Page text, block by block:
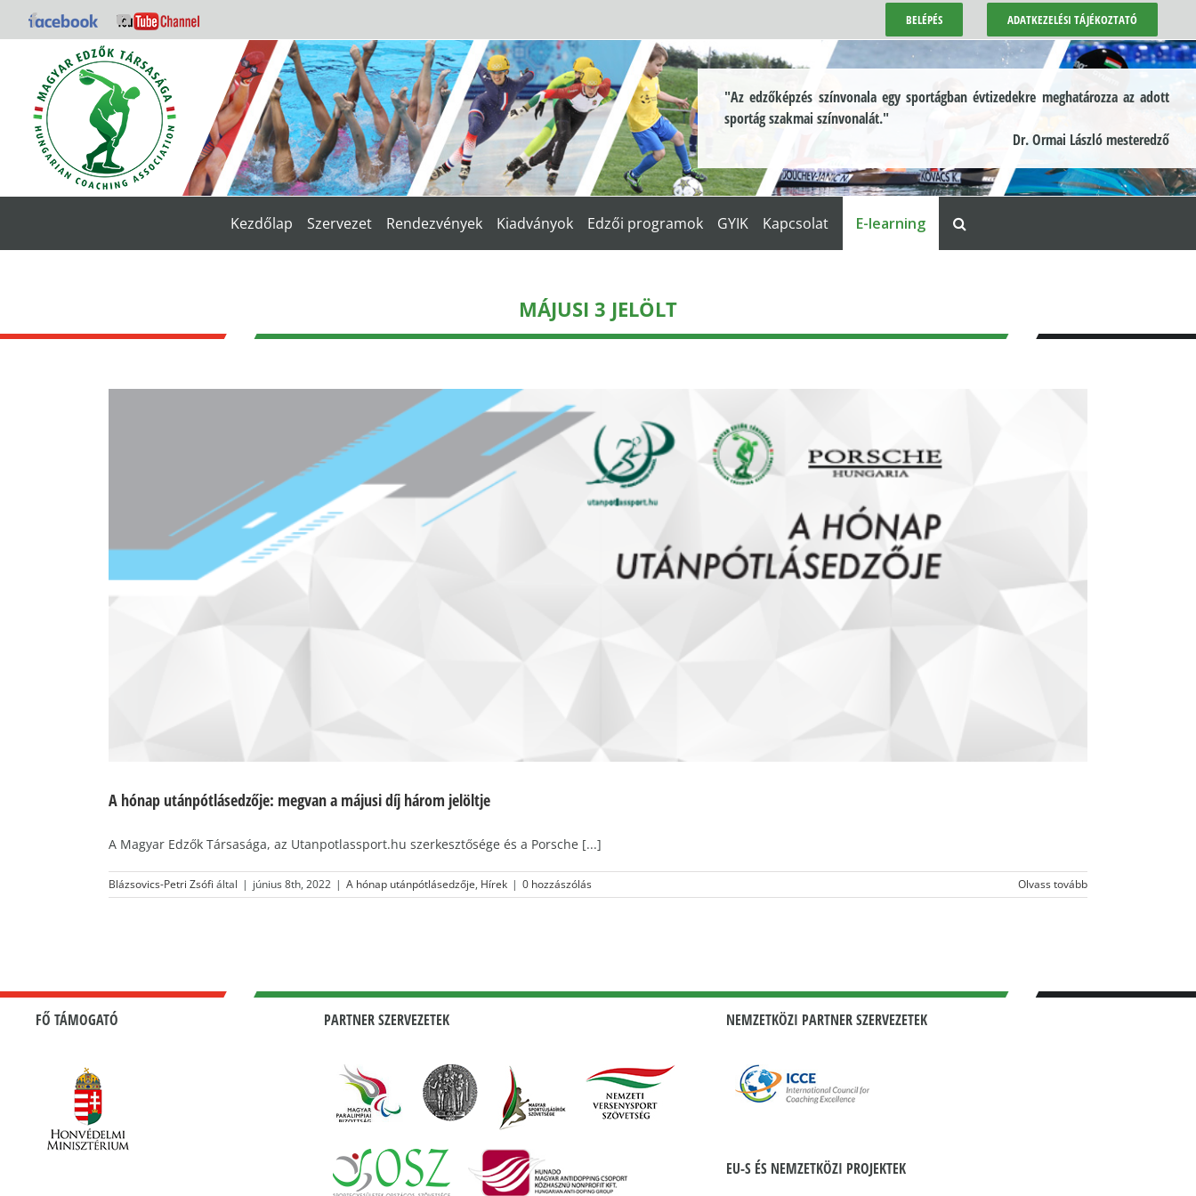
Kihagyás
Facebook YouTube BELÉPÉS ADATKEZELÉSI TÁJÉKOZTATÓ
"Az edzőképzés színvonala egy sportágban évtizedekre meghatározza az adott
sportág szakmai színvonalát."
Dr. Ormai László mesteredző
Kezdőlap Szervezet Rendezvények Kiadványok Edzői programok GYIK Kapcsolat E-learning
MÁJUSI 3 JELÖLT
A hónap utánpótlásedzője: megvan a májusi díj három jelöltje
A Magyar Edzők Társasága, az Utanpotlassport.hu szerkesztősége és a Porsche [...]
Blázsovics-Petri Zsófi által | június 8th, 2022 | A hónap utánpótlásedzője, Hírek | 0 hozzászólás Olvass tovább
FŐ TÁMOGATÓ PARTNER SZERVEZETEK NEMZETKÖZI PARTNER SZERVEZETEK
EU-S ÉS NEMZETKÖZI PROJEKTEK